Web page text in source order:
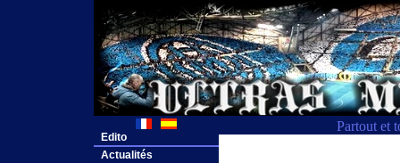
Partout et
Edito
Actualités